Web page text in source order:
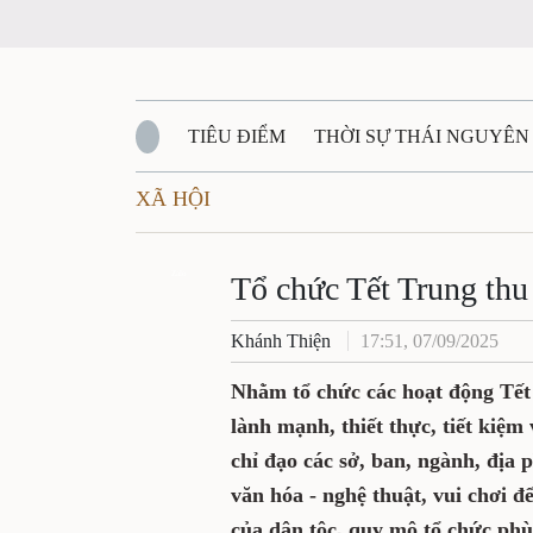
TIÊU ĐIỂM THỜI SỰ THÁI NGUYÊN
QUỐC PHÒNG - AN NINH
QUÊ HƯƠNG - ĐẤT NƯỚC QUỐC TẾ
VĂN BẢN, CHÍNH SÁCH MỚI VĂN
XÃ HỘI
Tổ chức Tết Trung
Khánh Thiện 17:51, 07/09/2025
Nhằm tổ chức các hoạt động
lành mạnh, thiết thực, tiết kiệm
chỉ đạo các sở, ban, ngành, địa
văn hóa - nghệ thuật, vui chơi